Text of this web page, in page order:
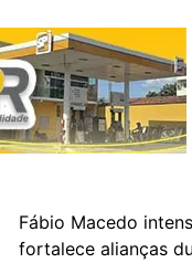
Fábio Macedo
fortalece alianças